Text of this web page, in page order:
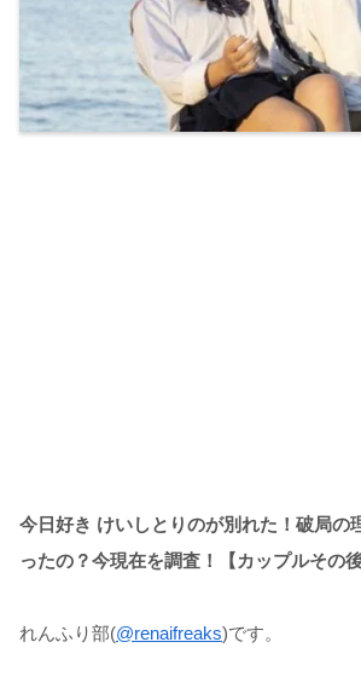
今日好き けいしとりのが別れた！破局の
ったの？今現在を調査！【カップルその後
れんふり部(@renaifreaks)です。